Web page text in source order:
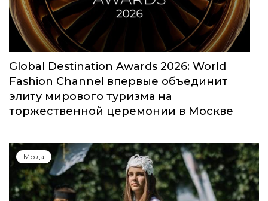
Global Destination Awards 2026: World
Fashion Channel впервые объединит
элиту мирового туризма на
торжественной церемонии в Москве
Мода